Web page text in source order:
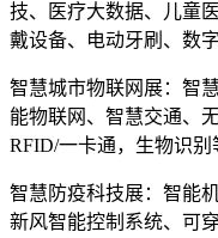
技、医疗大数据、儿童
戴设备、电动牙刷、数
智慧城市物联网展：智
能物联网、智慧交通、
RFID/一卡通，生物识别
智慧防疫科技展：智能
新风智能控制系统、可